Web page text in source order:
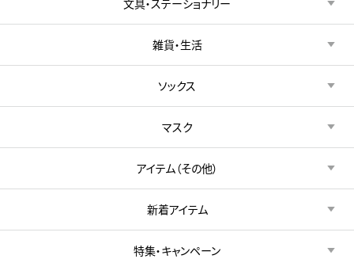
雑貨・生活
ソックス
マスク
アイテム（その他）
新着アイテム
特集・キャンペーン